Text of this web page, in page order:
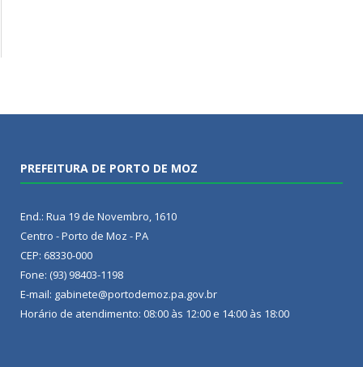
PREFEITURA DE PORTO DE MOZ
End.: Rua 19 de Novembro, 1610
Centro - Porto de Moz - PA
CEP: 68330-000
Fone: (93) 98403-1198
E-mail: gabinete@portodemoz.pa.gov.br
Horário de atendimento: 08:00 às 12:00 e 14:00 às 18:00